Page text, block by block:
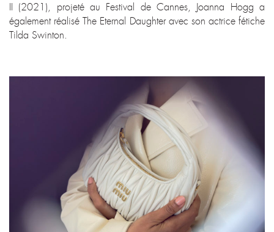
II (2021), projeté au Festival de Cannes, Joanna Hogg a
également réalisé The Eternal Daughter avec son actrice fétiche
Tilda Swinton.